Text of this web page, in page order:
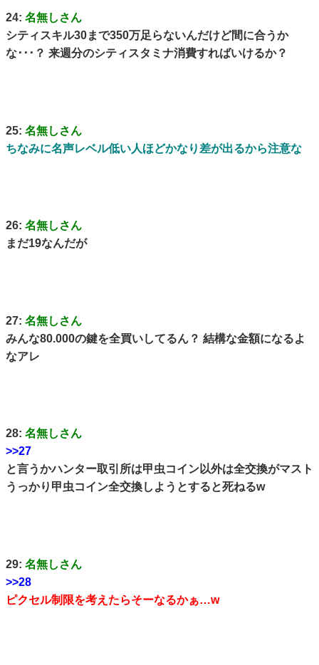
24: 名無しさん
シティスキル30まで350万足らないんだけど間に合うか
な･･･？ 来週分のシティスタミナ消費すればいけるか？
25: 名無しさん
ちなみに名声レベル低い人ほどかなり差が出るから注意な
26: 名無しさん
まだ19なんだが
27: 名無しさん
みんな80.000の鍵を全買いしてるん？ 結構な金額になるよ
なアレ
28: 名無しさん
>>27
と言うかハンター取引所は甲虫コイン以外は全交換がマスト
うっかり甲虫コイン全交換しようとすると死ねるw
29: 名無しさん
>>28
ピクセル制限を考えたらそーなるかぁ…w